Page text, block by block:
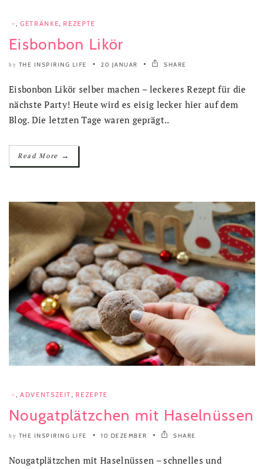
- GETRÄNKE REZEPTE
Eisbonbon Likör
by THE INSPIRING LIFE 20 JANUAR SHARE
Eisbonbon Likör selber machen – leckeres Rezept für die
nächste Party! Heute wird es eisig lecker hier auf dem
Blog. Die letzten Tage waren geprägt..
Read More →
- , ADVENTSZEIT, REZEPTE
Nougatplätzchen mit Haselnüssen
by THE INSPIRING LIFE 10 DEZEMBER SHARE
Nougatplätzchen mit Haselnüssen – schnelles und